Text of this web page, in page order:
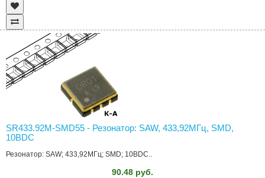
SR433.92M-SMD55 - Резонатор: SAW, 433,92МГц, SMD,
10ВDC
Резонатор: SAW; 433,92МГц; SMD; 10ВDC..
90.48 руб.